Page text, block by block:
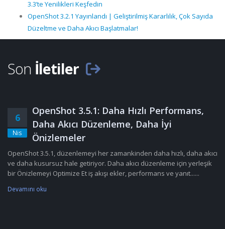
3.3’te Yenilikleri Keşfedin
OpenShot 3.2.1 Yayınlandı | Geliştirilmiş Kararlılık, Çok Sayıda
Düzeltme ve Daha Akıcı Başlatmalar!
Son İletiler
6
Nis
OpenShot 3.5.1: Daha Hızlı Performans,
Daha Akıcı Düzenleme, Daha İyi
Önizlemeler
OpenShot 3.5.1, düzenlemeyi her zamankinden daha hızlı, daha akıcı
ve daha kusursuz hale getiriyor. Daha akıcı düzenleme için yerleşik
bir Önizlemeyi Optimize Et iş akışı ekler, performans ve yanıt......
Devamını oku